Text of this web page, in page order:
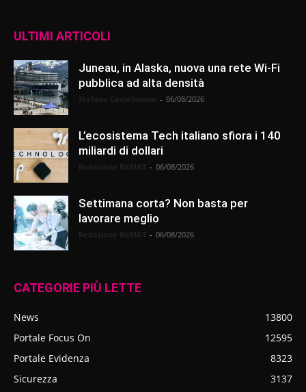
ULTIMI ARTICOLI
Juneau, in Alaska, nuova una rete Wi-Fi
pubblica ad alta densità
- 06/08/2026
L’ecosistema Tech italiano sfiora i 140
miliardi di dollari
- 06/08/2026
Settimana corta? Non basta per
lavorare meglio
- 06/08/2026
CATEGORIE PIÙ LETTE
News
13800
Portale Focus On
12595
Portale Evidenza
8323
Sicurezza
3137